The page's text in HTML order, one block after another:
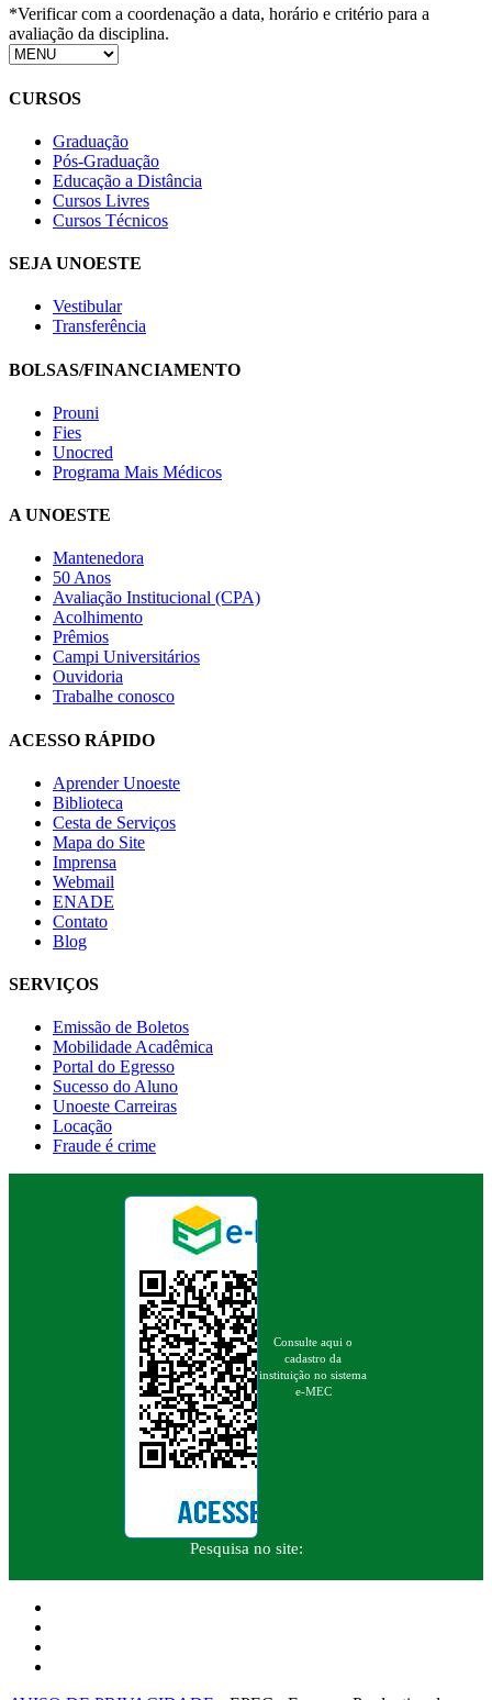
*Verificar com a coordenação a data, horário e critério para a
avaliação da disciplina.
CURSOS
Graduação
Pós-Graduação
Educação a Distância
Cursos Livres
Cursos Técnicos
SEJA UNOESTE
Vestibular
Transferência
BOLSAS/FINANCIAMENTO
Prouni
Fies
Unocred
Programa Mais Médicos
A UNOESTE
Mantenedora
50 Anos
Avaliação Institucional (CPA)
Acolhimento
Prêmios
Campi Universitários
Ouvidoria
Trabalhe conosco
ACESSO RÁPIDO
Aprender Unoeste
Biblioteca
Cesta de Serviços
Mapa do Site
Imprensa
Webmail
ENADE
Contato
Blog
SERVIÇOS
Emissão de Boletos
Mobilidade Acadêmica
Portal do Egresso
Sucesso do Aluno
Unoeste Carreiras
Locação
Fraude é crime
Consulte aqui o
cadastro da
instituição no sistema
e-MEC
Pesquisa no site: